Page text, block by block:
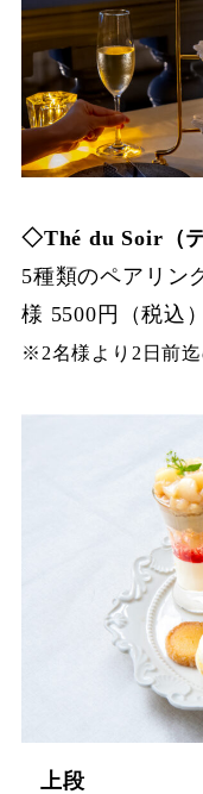
◇Thé du Soir（
5種類のペアリン
様 5500円（税込）
※2名様より2日前迄
上段